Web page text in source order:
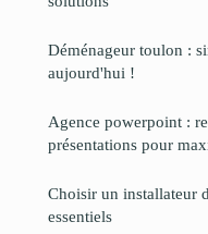
Déménageur toulon :
aujourd'hui !
Agence powerpoint :
présentations pour
Choisir un installateur
essentiels